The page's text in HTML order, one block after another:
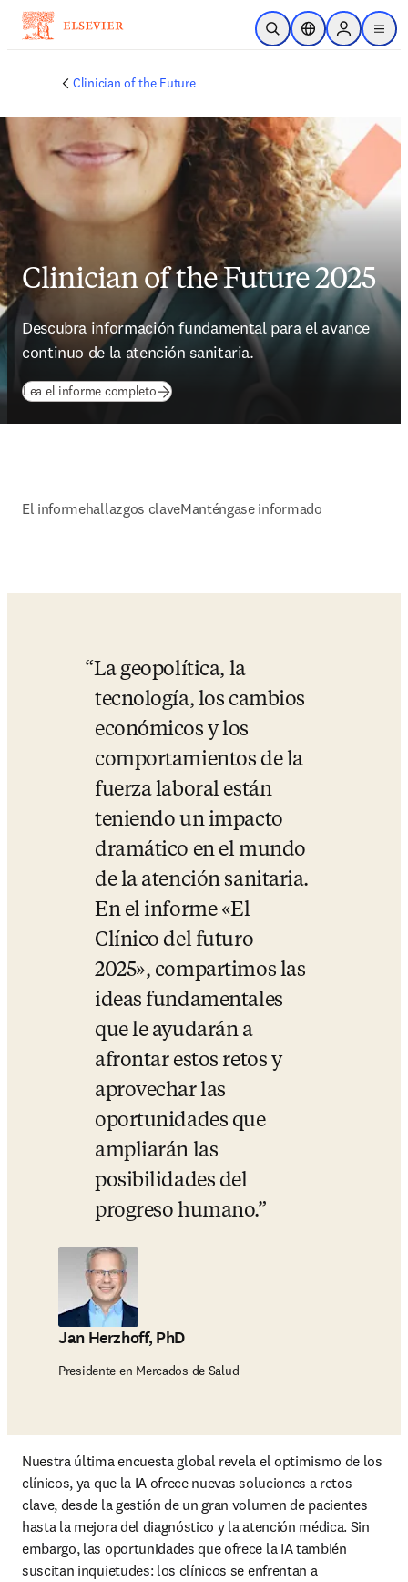
Saltar al contenido principal
Abrir búsqueda
Selector deSign in to
menu
Clinician of the Future
Clinician of the Future 2025
Descubra información fundamental para el avance
continuo de la atención sanitaria.
Lea el informe completo(se abre en una nueva pestaña/ventana
El informehallazgos claveManténgase informado
La geopolítica, la
tecnología, los cambios
económicos y los
comportamientos de la
fuerza laboral están
teniendo un impacto
dramático en el mundo
de la atención sanitaria.
En el informe «El
Clínico del futuro
2025», compartimos las
ideas fundamentales
que le ayudarán a
afrontar estos retos y
aprovechar las
oportunidades que
ampliarán las
posibilidades del
progreso humano.
Jan Herzhoff, PhD
Presidente en Mercados de Salud
Nuestra última encuesta global revela el optimismo de los
clínicos, ya que la IA ofrece nuevas soluciones a retos
clave, desde la gestión de un gran volumen de pacientes
hasta la mejora del diagnóstico y la atención médica. Sin
embargo, las oportunidades que ofrece la IA también
suscitan inquietudes: los clínicos se enfrentan a